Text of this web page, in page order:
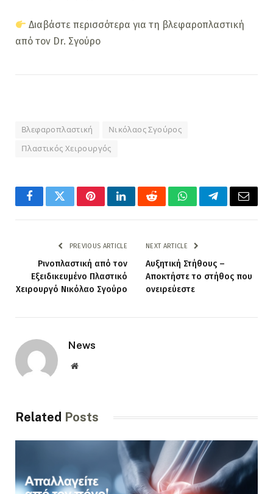
Διαβάστε περισσότερα για τη βλεφαροπλαστική
από τον Dr. Σγούρο
Βλεφαροπλαστική Νικόλαος Σγούρος
Πλαστικός Χειρουργός
FacebookTwitterPinterestLinkedInRedditWhatsAppTelegramEmail
PREVIOUS ARTICLE
Ρινοπλαστική από τον
Εξειδικευμένο Πλαστικό
Χειρουργό Νικόλαο Σγούρο
NEXT ARTICLE
Αυξητική Στήθους –
Αποκτήστε το στήθος που
ονειρεύεστε
News
Website
Related Posts